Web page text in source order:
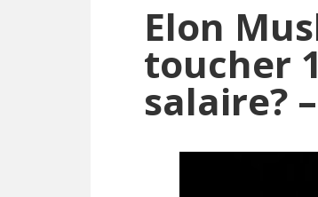
Elon
toucher
salaire?